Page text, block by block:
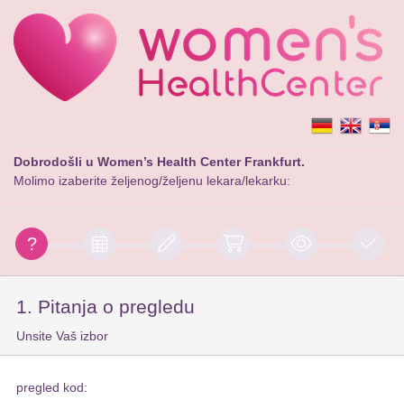
Dobrodošli u Women’s Health Center Frankfurt.
Molimo izaberite željenog/željenu lekara/lekarku:
1. Pitanja o pregledu
Unsite Vaš izbor
pregled kod: